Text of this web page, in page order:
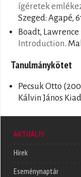
ígéretek
Szeged: Agapé,
Boadt, Lawrence
Introduction.
Tanulmánykötet
Pecsuk Otto
Kálvin János
AKTUÁLIS
Hírek
Eseménynaptár